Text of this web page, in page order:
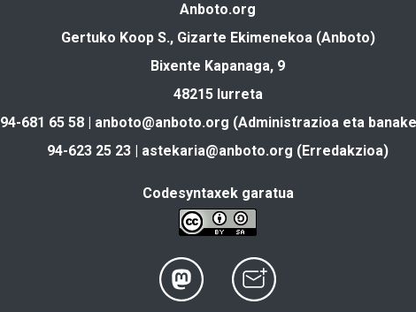
Anboto.org
Gertuko Koop S., Gizarte Ekimenekoa (Anboto)
Bixente Kapanaga, 9
48215 Iurreta
94-681 65 58 | anboto@anboto.org (Administrazioa eta
94-623 25 23 | astekaria@anboto.org (Erredakzioa)
Codesyntaxek garatua